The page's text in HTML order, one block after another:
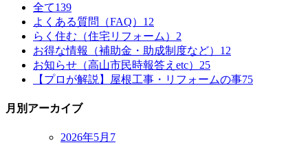
全て139
よくある質問（FAQ） 12
らく住む（住宅リフォーム） 2
お得な情報（補助金・助成制度など） 12
お知らせ（高山市民時報答えetc） 25
【プロが解説】屋根工事・リフォームの事75
月別アーカイブ
2026年5月 7